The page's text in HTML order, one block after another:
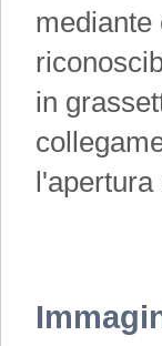
mediante
in
l'apertura